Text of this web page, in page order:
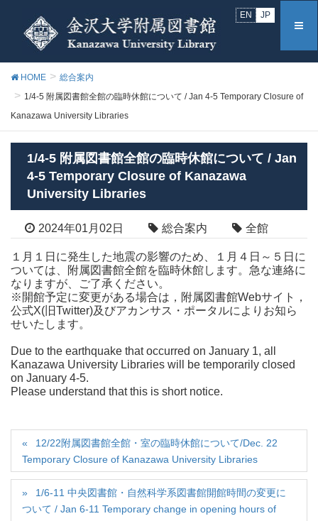
EN JP
HOME
総合案内
1/4-5 附属図書館全館の臨時休館について / Jan 4-5 Temporary Closure of
Kanazawa University Libraries
1/4-5 附属図書館全館の臨時休館について / Jan
4-5 Temporary Closure of Kanazawa
University Libraries
2024年01月02日 総合案内 全館
１月１日に発生した地震の影響のため、１月４日～５日に
ついては、附属図書館全館を臨時休館します。急な連絡に
なりますが、ご了承ください。
※開館予定に変更がある場合は，附属図書館Webサイト，
公式X(旧Twitter)及びアカンサス・ポータルによりお知ら
せいたします。
Due to the earthquake that occurred on January 1, all
Kanazawa University Libraries will be temporarily closed
on January 4-5.
Please understand that this is short notice.
12/22附属図書館全館・室の臨時休館について/Dec. 22
Temporary Closure of Kanazawa University Libraries
1/6-11 中央図書館・自然科学系図書館開館時間の変更に
ついて / Jan 6-11 Temporary change in opening hours of